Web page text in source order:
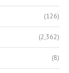
(126)
(2,362)
(8)